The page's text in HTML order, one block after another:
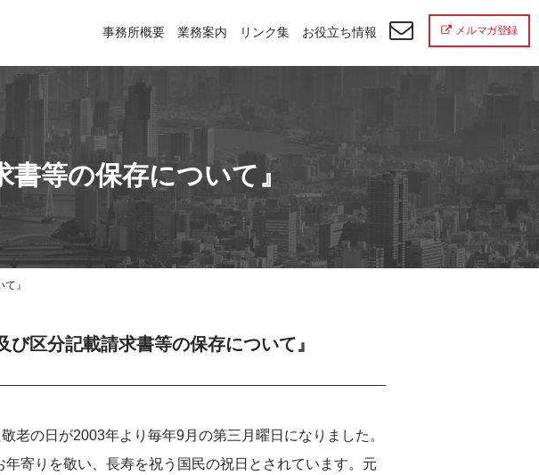
事務所 森会計事務所
事務所概要 業務案内 リンク集 お役立ち情報 メルマガ登録
等の保存について』
』
び区分記載請求書等の保存について』
老の日が2003年より毎年9月の第三月曜日になりました。
寄りを敬い、長寿を祝う国民の祝日とされています。元